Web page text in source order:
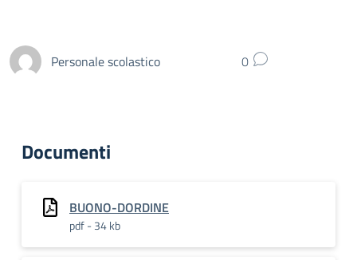
Personale scolastico 0
Documenti
BUONO-DORDINE
pdf - 34 kb